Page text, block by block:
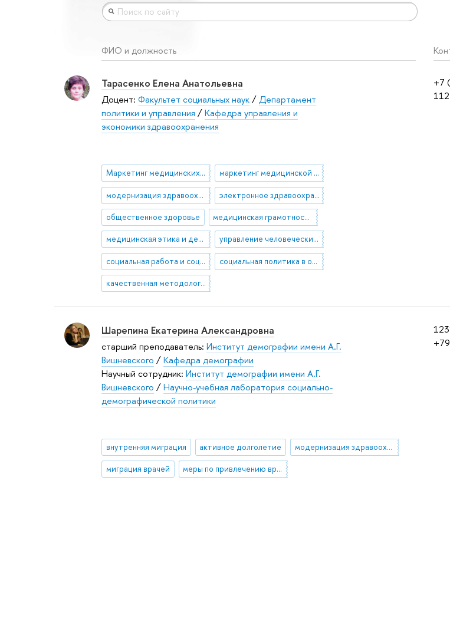
ФИО и должность
+7
Тарасенко Елена Анатольевна
Доцент: Факультет социальных наук/Департамент
политики и управления /Кафедра управления и
экономики здравоохранения
Маркетинг медицинских услуг маркетинг медицинской техники и лекарственных средств
модернизация здравоохранения и социальная политика электронное здравоохранение и интернет-медицина
общественное здоровье медицинская грамотность и коммуникационные исследования в области здравоохранения
медицинская этика и деонтология управление человеческими ресурсами в здравоохранении
социальная работа и социальное обслуживание населения социальная политика в отношении людей старшего возраста и людей с инвалидностью
качественная методология социологических исследований в области здравоохранения
Шарепина Екатерина Александровна
старший преподаватель: Институт демографии имени А.Г.
Вишневского /Кафедра демографии
Научный сотрудник: Институт демографии имени А.Г.
Вишневского /Научно-учебная лаборатория социально-
демографической политики
внутренняя миграция активное долголетие модернизация здравоохранения и социальная политика
миграция врачей меры по привлечению врачей для работы в сельской местности